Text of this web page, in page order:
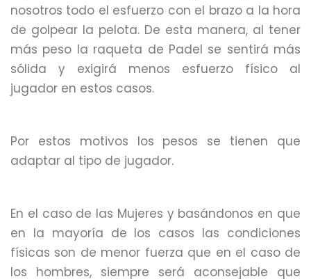
nosotros todo el esfuerzo con el brazo a la hora
de golpear la pelota. De esta manera, al tener
más peso la raqueta de Padel se sentirá más
sólida y exigirá menos esfuerzo físico al
jugador en estos casos.
Por estos motivos los pesos se tienen que
adaptar al tipo de jugador.
En el caso de las Mujeres y basándonos en que
en la mayoría de los casos las condiciones
físicas son de menor fuerza que en el caso de
los hombres, siempre será aconsejable que